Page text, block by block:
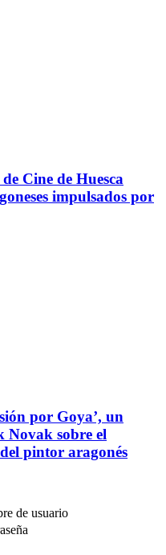
Cine de Huesca
impulsados por
por Goya’, un
Novak sobre el
pintor aragonés
de usuario